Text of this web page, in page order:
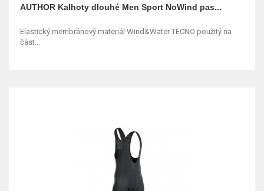
AUTHOR Kalhoty dlouhé Men Sport NoWind pas...
Elastický membránový materiál Wind&Water TECNO použitý na
část...